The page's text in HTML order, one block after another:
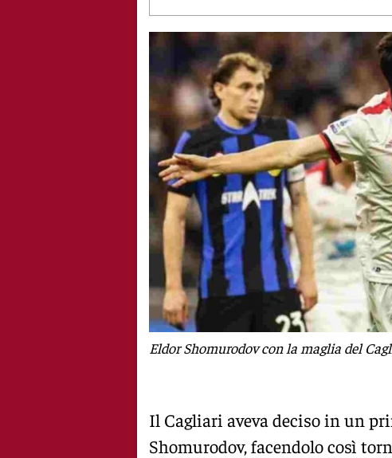
Eldor Shomurodov con la maglia del
Il Cagliari aveva deciso in un
Shomurodov, facendolo così